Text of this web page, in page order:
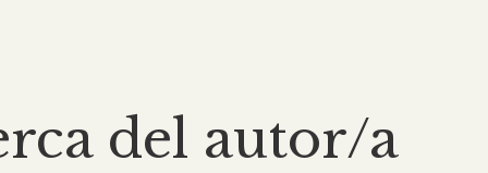
del autor/a